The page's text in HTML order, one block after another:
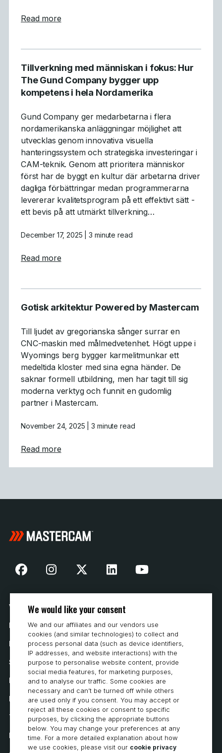
Read moreabout Medicinsk formtillverkning med hög
Tillverkning med människan i fokus: Hur
The Gund Company bygger upp
kompetens i hela Nordamerika
Gund Company ger medarbetarna i flera
nordamerikanska anläggningar möjlighet att
utvecklas genom innovativa visuella
hanteringssystem och strategiska investeringar i
CAM-teknik. Genom att prioritera människor
först har de byggt en kultur där arbetarna driver
dagliga förbättringar medan programmerarna
levererar kvalitetsprogram på ett effektivt sätt -
ett bevis på att utmärkt tillverkning…
December 17, 2025 | 3 minute read
Read moreabout Tillverkning med människan i
Gotisk arkitektur Powered by Mastercam
Till ljudet av gregorianska sånger surrar en
CNC-maskin med målmedvetenhet. Högt uppe i
Wyomings berg bygger karmelitmunkar ett
medeltida kloster med sina egna händer. De
saknar formell utbildning, men har tagit till sig
moderna verktyg och funnit en gudomlig
partner i Mastercam.
November 24, 2025 | 3 minute read
Read moreabout Gotisk arkitektur Powered by
Vår historia
Hur man köper
Karriär
Systemkrav
Integritet
Integritetspolicy
Tillgänglighetsutlåtande
Policy för cookies
We would like your consent
We and our affiliates and our vendors use
cookies (and similar technologies) to collect and
process personal data (such as device identifiers,
IP addresses, and website interactions) with the
purpose to personalise website content, provide
social media features, for marketing purposes,
and to analyse our traffic. Some cookies are
necessary and can’t be turned off while others
are used only if you consent. You may accept or
reject all these cookies or consent to specific
purposes, by clicking the appropriate buttons
below. You may change your preferences at any
time. For a more detailed explanation about how
we use cookies, please visit our cookie privacy